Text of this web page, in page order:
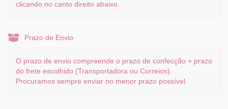
clicando no canto direito abaixo.
Prazo de Envio
O prazo de envio compreende o prazo de confecção + prazo
do frete escolhido (Transportadora ou Correios).
Procuramos sempre enviar no menor prazo possível.